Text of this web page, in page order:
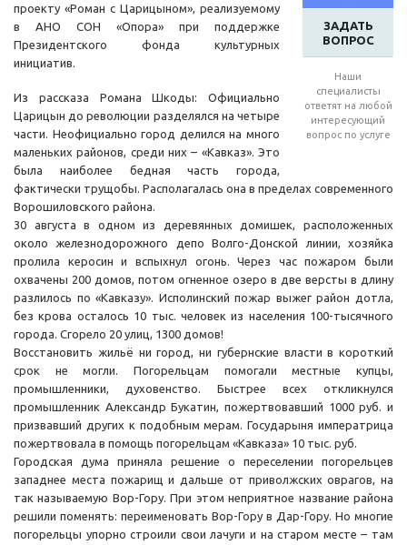
ЗАДАТЬ
ВОПРОС
Наши
специалисты
ответят на любой
интересующий
вопрос по услуге
проекту «Роман с Царицыном», реализуемому
в АНО СОН «Опора» при поддержке
Президентского фонда культурных
инициатив.
Из рассказа Романа Шкоды: Официально
Царицын до революции разделялся на четыре
части. Неофициально город делился на много
маленьких районов, среди них – «Кавказ». Это
была наиболее бедная часть города,
фактически трущобы. Располагалась она в пределах современного
Ворошиловского района.
30 августа в одном из деревянных домишек, расположенных
около железнодорожного депо Волго-Донской линии, хозяйка
пролила керосин и вспыхнул огонь. Через час пожаром были
охвачены 200 домов, потом огненное озеро в две версты в длину
разлилось по «Кавказу». Исполинский пожар выжег район дотла,
без крова осталось 10 тыс. человек из населения 100-тысячного
города. Сгорело 20 улиц, 1300 домов!
Восстановить жильё ни город, ни губернские власти в короткий
срок не могли. Погорельцам помогали местные купцы,
промышленники, духовенство. Быстрее всех откликнулся
промышленник Александр Букатин, пожертвовавший 1000 руб. и
призвавший других к подобным мерам. Государыня императрица
пожертвовала в помощь погорельцам «Кавказа» 10 тыс. руб.
Городская дума приняла решение о переселении погорельцев
западнее места пожарищ и дальше от приволжских оврагов, на
так называемую Вор-Гору. При этом неприятное название района
решили поменять: переименовать Вор-Гору в Дар-Гору. Но многие
погорельцы упорно строили свои лачуги и на старом месте – там